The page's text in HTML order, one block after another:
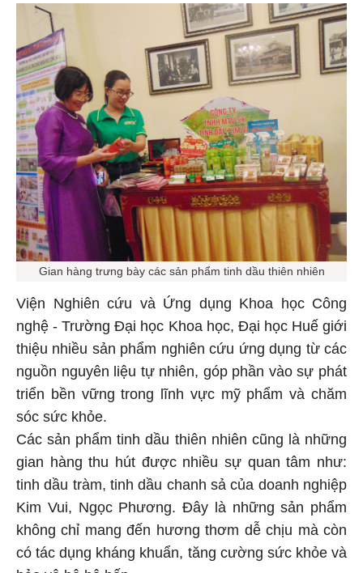
Gian hàng trưng bày các sản phẩm tinh dầu thiên nhiên
Viện Nghiên cứu và Ứng dụng Khoa học Công
nghệ - Trường Đại học Khoa học, Đại học Huế giới
thiệu nhiều sản phẩm nghiên cứu ứng dụng từ các
nguồn nguyên liệu tự nhiên, góp phần vào sự phát
triển bền vững trong lĩnh vực mỹ phẩm và chăm
sóc sức khỏe.
Các sản phẩm tinh dầu thiên nhiên cũng là những
gian hàng thu hút được nhiều sự quan tâm như:
tinh dầu tràm, tinh dầu chanh sả của doanh nghiệp
Kim Vui, Ngọc Phương. Đây là những sản phẩm
không chỉ mang đến hương thơm dễ chịu mà còn
có tác dụng kháng khuẩn, tăng cường sức khỏe và